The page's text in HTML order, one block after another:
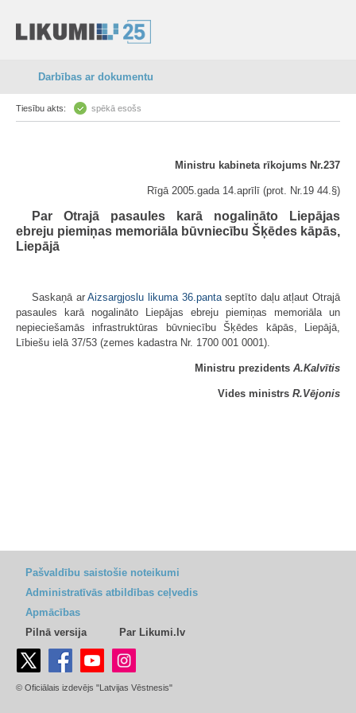
Darbības ar dokumentu
Tiesību akts: spēkā esošs
Ministru kabineta rīkojums Nr.237
Rīgā 2005.gada 14.aprīlī (prot. Nr.19 44.§)
Par Otrajā pasaules karā nogalināto Liepājas
ebreju piemiņas memoriāla būvniecību Šķēdes kāpās,
Liepājā
Saskaņā arAizsargjoslu likuma 36.pantaseptīto daļu atļaut Otrajā
pasaules karā nogalināto Liepājas ebreju piemiņas memoriāla un
nepieciešamās infrastruktūras būvniecību Šķēdes kāpās, Liepājā,
Lībiešu ielā 37/53 (zemes kadastra Nr. 1700 001 0001).
Ministru prezidents A.Kalvītis
Vides ministrs R.Vējonis
Pašvaldību saistošie noteikumi
Administratīvās atbildības ceļvedis
Apmācības
Pilnā versija
Par Likumi.lv
© Oficiālais izdevējs "Latvijas Vēstnesis"